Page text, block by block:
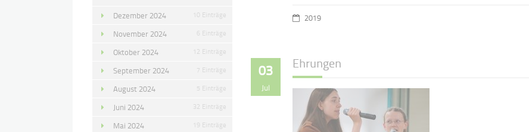
2019
03
Jul
Ehrungen
Dezember 2024 10 Einträge
November 2024 6 Einträge
Oktober 2024 12 Einträge
September 2024 7 Einträge
August 2024 5 Einträge
Juni 2024 32 Einträge
Mai 2024 19 Einträge